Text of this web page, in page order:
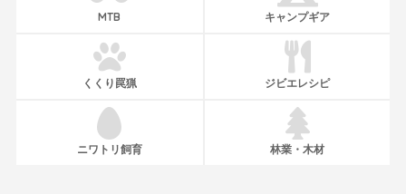
MTB キャンプギア
くくり罠猟 ジビエレシピ
ニワトリ飼育 林業・木材